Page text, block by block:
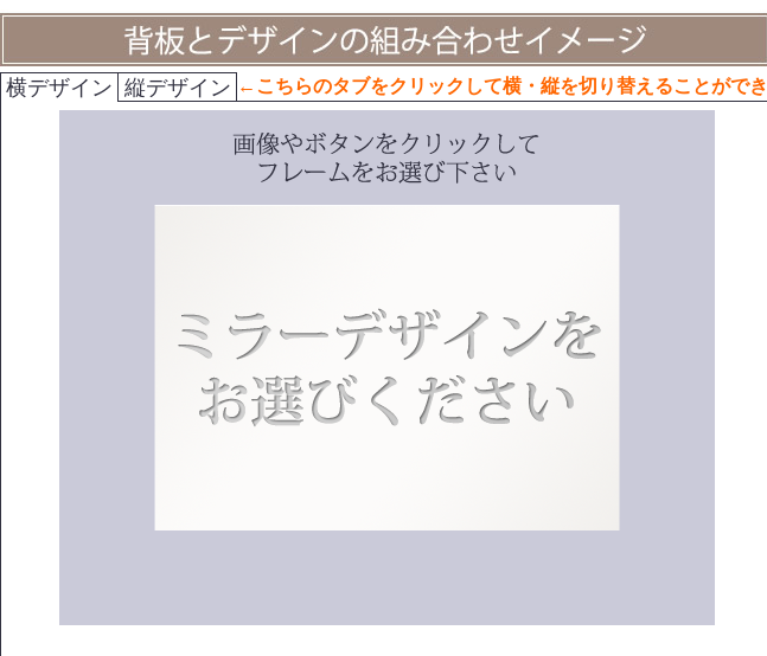
横デザイン 縦デザイン ←こちらのタブをクリックして横・縦を切り替えることができ
ます
・・・・・